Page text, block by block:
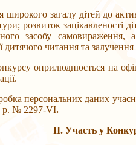
загалу дітей до
розвиток
засобу
читання та
на
даних
р. № 2297-VI.
ІІ. Участь у